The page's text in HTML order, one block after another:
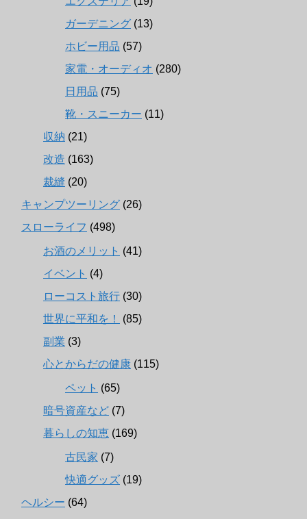
ガーデニング (13)
ホビー用品 (57)
家電・オーディオ (280)
日用品 (75)
靴・スニーカー (11)
収納 (21)
改造 (163)
裁縫 (20)
キャンプツーリング (26)
スローライフ (498)
お酒のメリット (41)
イベント (4)
ローコスト旅行 (30)
世界に平和を！
(85)
副業 (3)
心とからだの健康 (115)
ペット (65)
暗号資産など (7)
暮らしの知恵 (169)
古民家 (7)
快適グッズ (19)
ヘルシー (64)